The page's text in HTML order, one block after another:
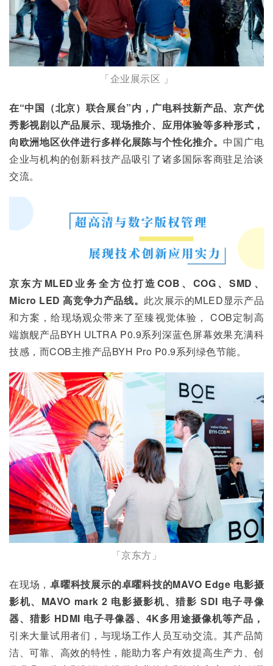
「企业展示区 」
在“中国（北京）联合展台”内，广电科技新产品、京产优
秀影视剧以产品展示、现场推介、应用体验等多种形式，
向欧洲地区伙伴进行多样化展陈与个性化推介。 中国广电
企业与机构的创新科技产品吸引了诸多国际客商驻足洽谈
交流。
京东方MLED业务全方位打造COB、COG、SMD、
Micro LED 高竞争力产品线。 此次展示的MLED显示产品
和方案，给现场观众带来了至臻视觉体验， COB定制高
端旗舰产品BYH ULTRA P0.9系列深蓝色屏幕效果充满科
技感，而COB主推产品BYH Pro P0.9系列绿色节能。
「京东方」
在现场，卓曜科技展示的卓曜科技的MAVO Edge 电影摄
影机、MAVO mark 2 电影摄影机、猎影 SDI 电子寻像
器、猎影 HDMI 电子寻像器、4K多用途摄像机等产品，
引来大量试用者们，与现场工作人员互动交流。其产品简
洁、可靠、高效的特性，能助力客户有效提高生产力、创